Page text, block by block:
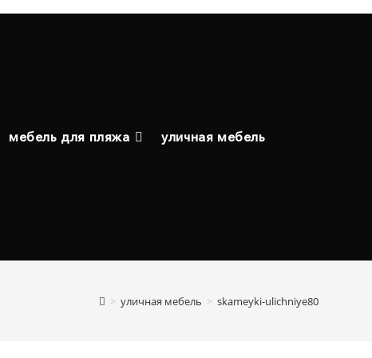
мебель для пляжа уличная мебель
> уличная мебель > skameyki-ulichniye80